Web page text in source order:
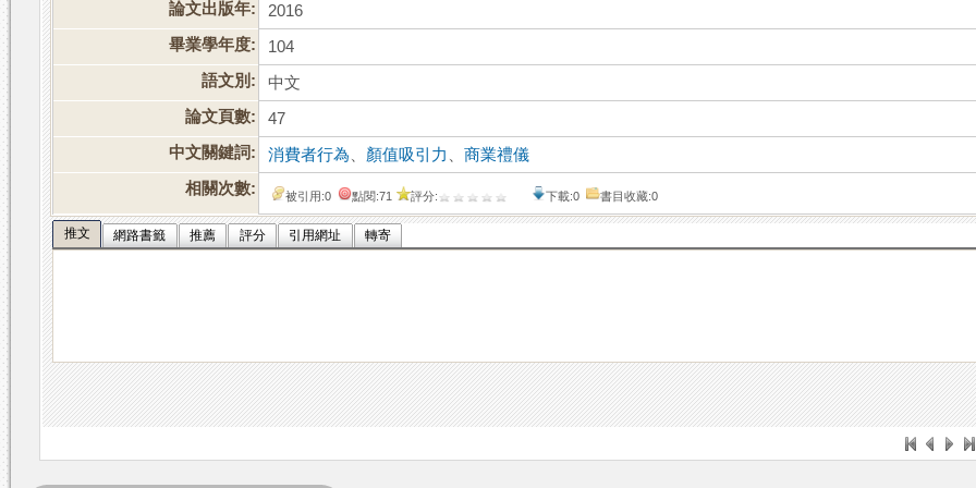
論文出版年:
2016
畢業學年度:
104
語文別:
中文
論文頁數:
47
中文關鍵詞:
消費者行為 顏值吸引力 、商業禮儀
相關次數:
被引用:0 點閱:71 評分: 下載:0 書目收藏:0
推文 網路書籤 推薦 評分 引用網址 轉寄